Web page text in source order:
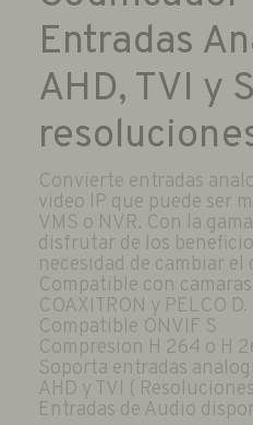
Entradas
AHD, TVI y
Convierte entradas
video IP que puede ser
VMS o NVR. Con la
disfrutar de los
necesidad de cambiar el
Compatible con
COAXITRON y PELCO D.
Compatible ONVIF S
Compresion H 264 o H
Soporta entradas
AHD y TVI (
Entradas de Audio